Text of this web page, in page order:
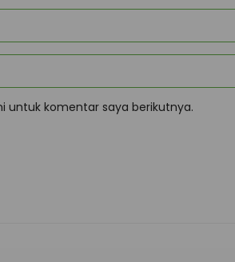
untuk komentar saya berikutnya.